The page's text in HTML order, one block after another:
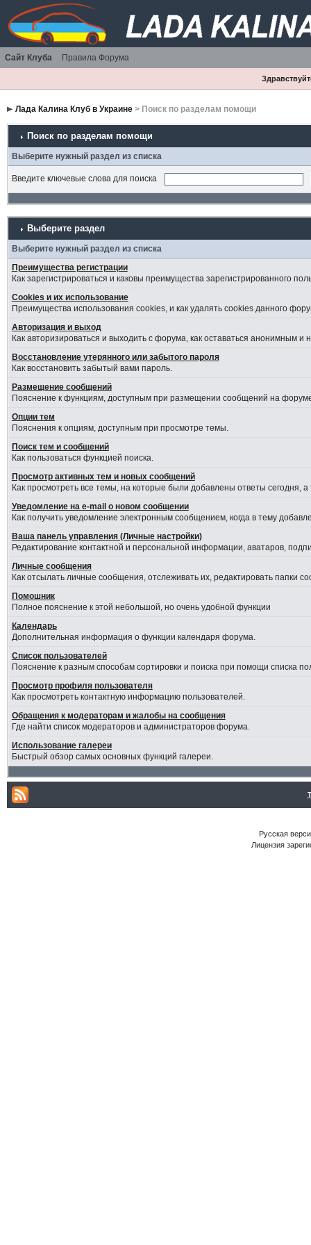
Сайт Клуба Правила Форума
Лада Калина Клуб в Украине> Поиск по разделам помощи
Поиск по разделам помощи
Выберите нужный раздел из списка
Введите ключевые слова для поиска
Выберите раздел
Выберите нужный раздел из списка
Преимущества регистрации
Как зарегистрироваться и каковы преимущества зарегистрированного
Cookies и их использование
Преимущества использования cookies, и как удалять cookies данного
Авторизация и выход
Как авторизироваться и выходить с форума, как оставаться анонимным
Восстановление утерянного или забытого пароля
Как восстановить забытый вами пароль.
Размещение сообщений
Пояснение к функциям, доступным при размещении сообщений на
Опции тем
Пояснения к опциям, доступным при просмотре темы.
Поиск тем и сообщений
Как пользоваться функцией поиска.
Просмотр активных тем и новых сообщений
Как просмотреть все темы, на которые были добавлены ответы сегодня,
Уведомление на е-mail о новом сообщении
Как получить уведомление электронным сообщением, когда в тему
Ваша панель управления (Личные настройки)
Редактирование контактной и персональной информации, аватаров,
Личные сообщения
Как отсылать личные сообщения, отслеживать их, редактировать папки
Помошник
Полное пояснение к этой небольшой, но очень удобной функции
Календарь
Дополнительная информация о функции календаря форума.
Список пользователей
Пояснение к разным способам сортировки и поиска при помощи списка
Просмотр профиля пользователя
Как просмотреть контактную информацию пользователей.
Обращения к модераторам и жалобы на сообщения
Где найти список модераторов и администраторов форума.
Использование галереи
Быстрый обзор самых основных функций галереи.
Русская
Лицензия